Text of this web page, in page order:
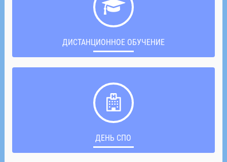
ДИСТАНЦИОННОЕ ОБУЧЕНИЕ
ДЕНЬ СПО